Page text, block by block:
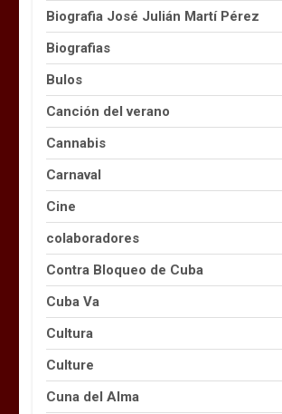
Biografia José Julián Martí Pérez
Biografias
Bulos
Canción del verano
Cannabis
Carnaval
Cine
colaboradores
Contra Bloqueo de Cuba
Cuba Va
Cultura
Culture
Cuna del Alma